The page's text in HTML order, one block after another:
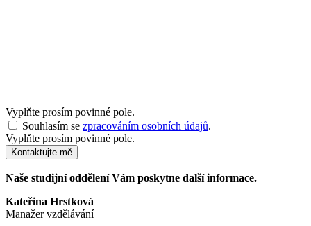
Vyplňte prosím povinné pole.
Souhlasím se zpracováním osobních údajů.
Vyplňte prosím povinné pole.
Kontaktujte mě
Naše studijní oddělení Vám poskytne další informace.
Kateřina Hrstková
Manažer vzdělávání